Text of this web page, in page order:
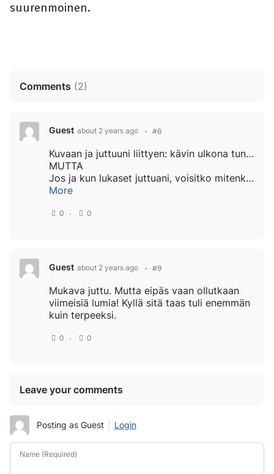
suurenmoinen.
Comments (2)
Guest about 2 years ago #6
Kuvaan ja juttuuni liittyen: kävin ulkona tunnin kuntojumpalla. Lunta oli ovelta portille ja taitaa sitä vieläkin olevan ihan kiitettävästi toisenkin tunnin jumpalle.
MUTTA
Jos ja kun lukaset juttuani, voisitko mitenkään kommentoida, edes yhdellä...
More
0 0
Guest about 2 years ago #9
Mukava juttu. Mutta eipäs vaan ollutkaan
viimeisiä lumia! Kyllä sitä taas tuli enemmän
kuin terpeeksi.
0 0
Leave your comments
Posting as Guest Login
Name (Required)